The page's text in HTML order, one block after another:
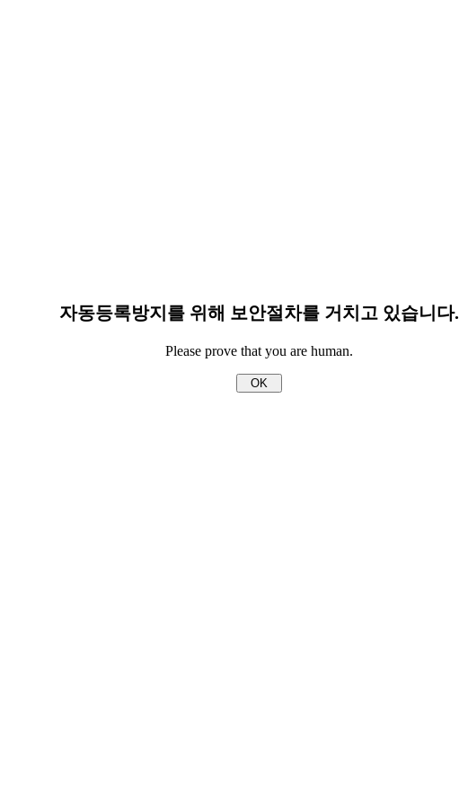
자동등록방지를 위해 보안절차를 거치고 있습니다.
Please prove that you are human.